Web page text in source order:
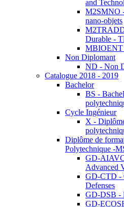
and
M2SMNO -
nano-objets
M2TRADD
Durable -
MBIOENT
Non Diplomant
ND - Non
Catalogue 2018 - 2019
Bachelor
BS -
Cycle Ingénieur
X -
Diplôme de
Polytechnique -
GD-
Advanced
GD-CTD -
Defenses
GD-DSB -
GD-